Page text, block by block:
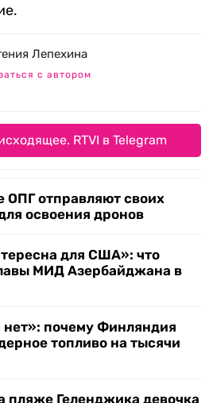
Лепехина
с автором
RTVI в Telegram
ОПГ отправляют своих
освоения дронов
для США»: что
МИД Азербайджана в
нет»: почему Финляндия
топливо на тысячи
пляже Геленджика девочка